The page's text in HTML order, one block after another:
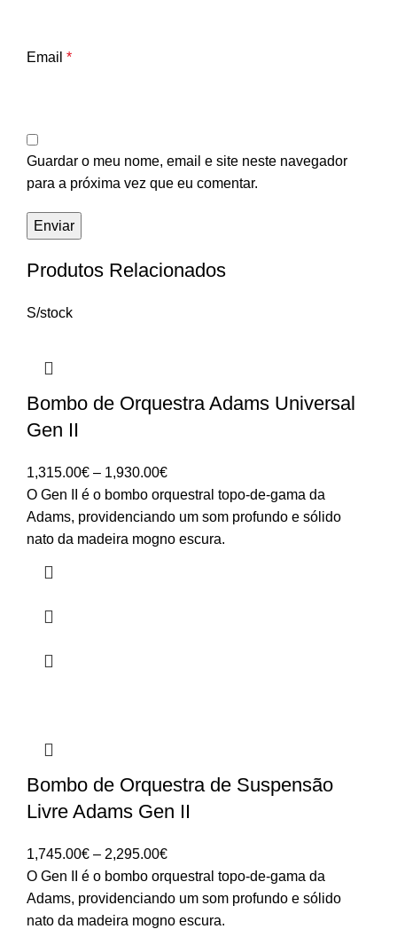
Email *
Guardar o meu nome, email e site neste navegador
para a próxima vez que eu comentar.
Produtos Relacionados
S/stock
Bombo de Orquestra Adams Universal
Gen II
1,315.00€ – 1,930.00€Price
range:
1,315.00€
through
O Gen II é o bombo orquestral topo-de-gama da
Adams, providenciando um som profundo e sólido
nato da madeira mogno escura.
Bombo de Orquestra de Suspensão
Livre Adams Gen II
1,745.00€ – 2,295.00€Price
range:
1,745.00€
through
O Gen II é o bombo orquestral topo-de-gama da
Adams, providenciando um som profundo e sólido
nato da madeira mogno escura.